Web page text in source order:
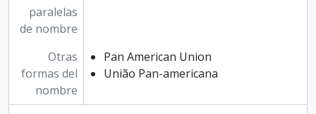
paralelas
de nombre
Otras
formas del
nombre
Pan American Union
União Pan-americana